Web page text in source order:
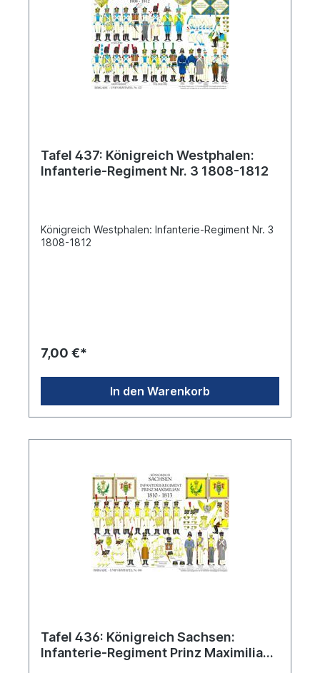
Tafel 437: Königreich Westphalen:
Infanterie-Regiment Nr. 3 1808-1812
Königreich Westphalen: Infanterie-Regiment Nr. 3
1808-1812
7,00 €*
In den Warenkorb
Tafel 436: Königreich Sachsen:
Infanterie-Regiment Prinz Maximilian